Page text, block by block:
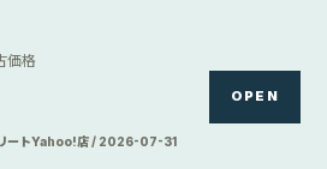
価格
ートYahoo!店 / 2026-07-31
OPEN